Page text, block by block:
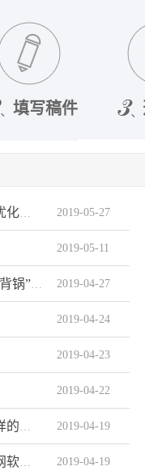
填写稿件
如何将微博软性广告的推广与网站优化关系 2019-05-27
2019-05-11
对于现如今与其他人的微博合作为“背锅”状态 2019-04-27
2019-04-24
2019-04-23
2019-04-22
关于新浪微博的未来盈利能力是怎样的趋势 2019-04-19
如何在热门事件的帮助下进行互联网软性广告营销 2019-04-19